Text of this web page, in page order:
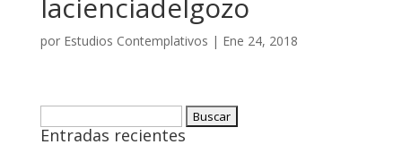
lacienciadelgozo
por Estudios Contemplativos | Ene 24, 2018
Entradas recientes